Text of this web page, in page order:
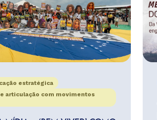
estratégica
articulação com movimentos